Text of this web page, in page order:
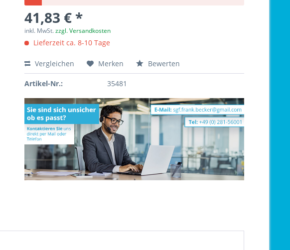
41,83 € *
inkl. MwSt.zzgl. Versandkosten
Lieferzeit ca. 8-10 Tage
Vergleichen Merken Bewerten
Artikel-Nr.: 35481